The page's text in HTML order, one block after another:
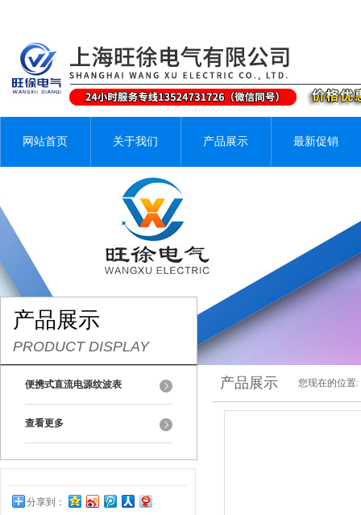
网站首页 关于我们 产品展示 最新促销
产品展示
PRODUCT DISPLAY
便携式直流电源纹波表
查看更多
分享到：
产品展示 您现在的位置: